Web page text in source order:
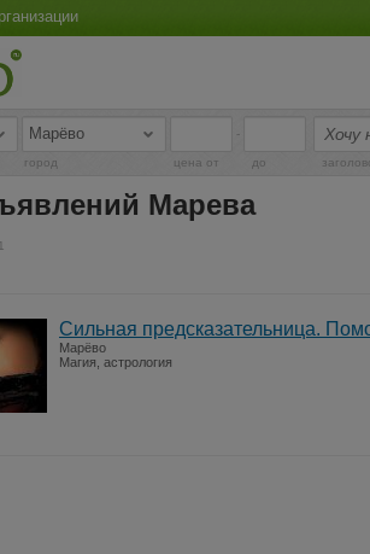
-
город цена от до
Марева
1
Сильная предсказательница.
Марёво
Магия, астрология